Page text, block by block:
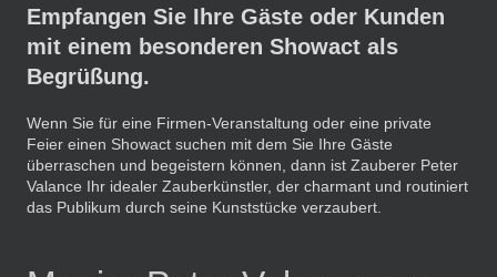
Empfangen Sie Ihre Gäste oder Kunden
mit einem besonderen Showact als
Begrüßung.
Wenn Sie für eine Firmen-Veranstaltung oder eine private
Feier einen Showact suchen mit dem Sie Ihre Gäste
überraschen und begeistern können, dann ist Zauberer Peter
Valance Ihr idealer Zauberkünstler, der charmant und routiniert
das Publikum durch seine Kunststücke verzaubert.